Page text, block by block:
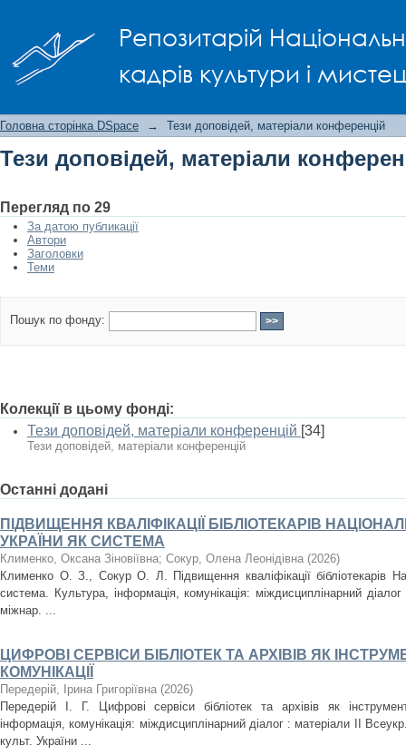
Репозитарій
кадрів культури і
Головна сторінка DSpace → Тези доповідей, матеріали конференцій
Тези доповідей, матеріали
Перегляд по 29
За датою публикації
Автори
Заголовки
Теми
Пошук по фонду:
Колекції в цьому фонді:
Тези доповідей, матеріали конференцій [34]
Тези доповідей, матеріали конференцій
Останні додані
ПІДВИЩЕННЯ КВАЛІФІКАЦІЇ БІБЛІОТЕКАРІВ
УКРАЇНИ ЯК СИСТЕМА
Клименко, Оксана Зіновіївна; Сокур, Олена Леонідівна (2026)
Клименко О. З., Сокур О. Л. Підвищення кваліфікації бібліотекарів
система. Культура, інформація, комунікація: міждисциплінарний
міжнар. ...
ЦИФРОВІ СЕРВІСИ БІБЛІОТЕК ТА АРХІВІВ ЯК
КОМУНІКАЦІЇ
Передерій, Ірина Григоріївна (2026)
Передерій І. Г. Цифрові сервіси бібліотек та архівів як
інформація, комунікація: міждисциплінарний діалог : матеріали ІІ
культ. України ...